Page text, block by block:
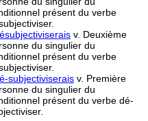
présent du verbe
v. Deuxième
du singulier du
présent du verbe
subjectiviserais v. Première
du singulier du
présent du verbe dé-